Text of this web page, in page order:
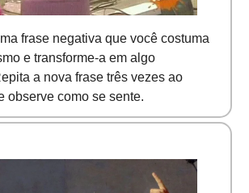
frase negativa que você costuma
e transforme-a em algo
a nova frase três vezes ao
observe como se sente.